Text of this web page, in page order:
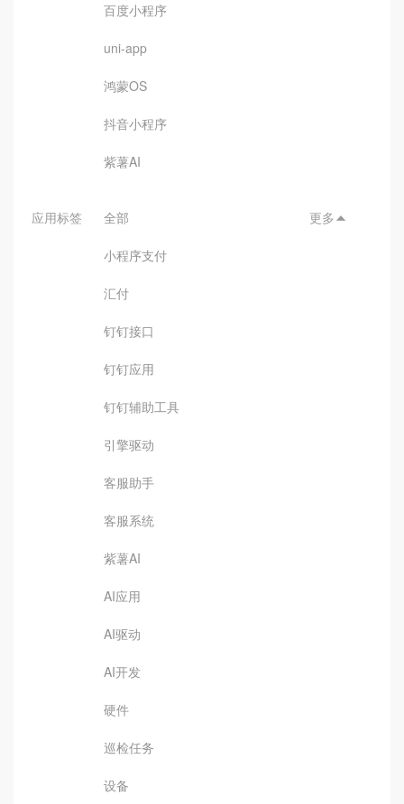
百度小程序
uni-app
鸿蒙OS
抖音小程序
紫薯AI
应用标签 全部
小程序支付
汇付
钉钉接口
钉钉应用
钉钉辅助工具
引擎驱动
客服助手
客服系统
紫薯AI
AI应用
AI驱动
AI开发
硬件
巡检任务
设备
更多 